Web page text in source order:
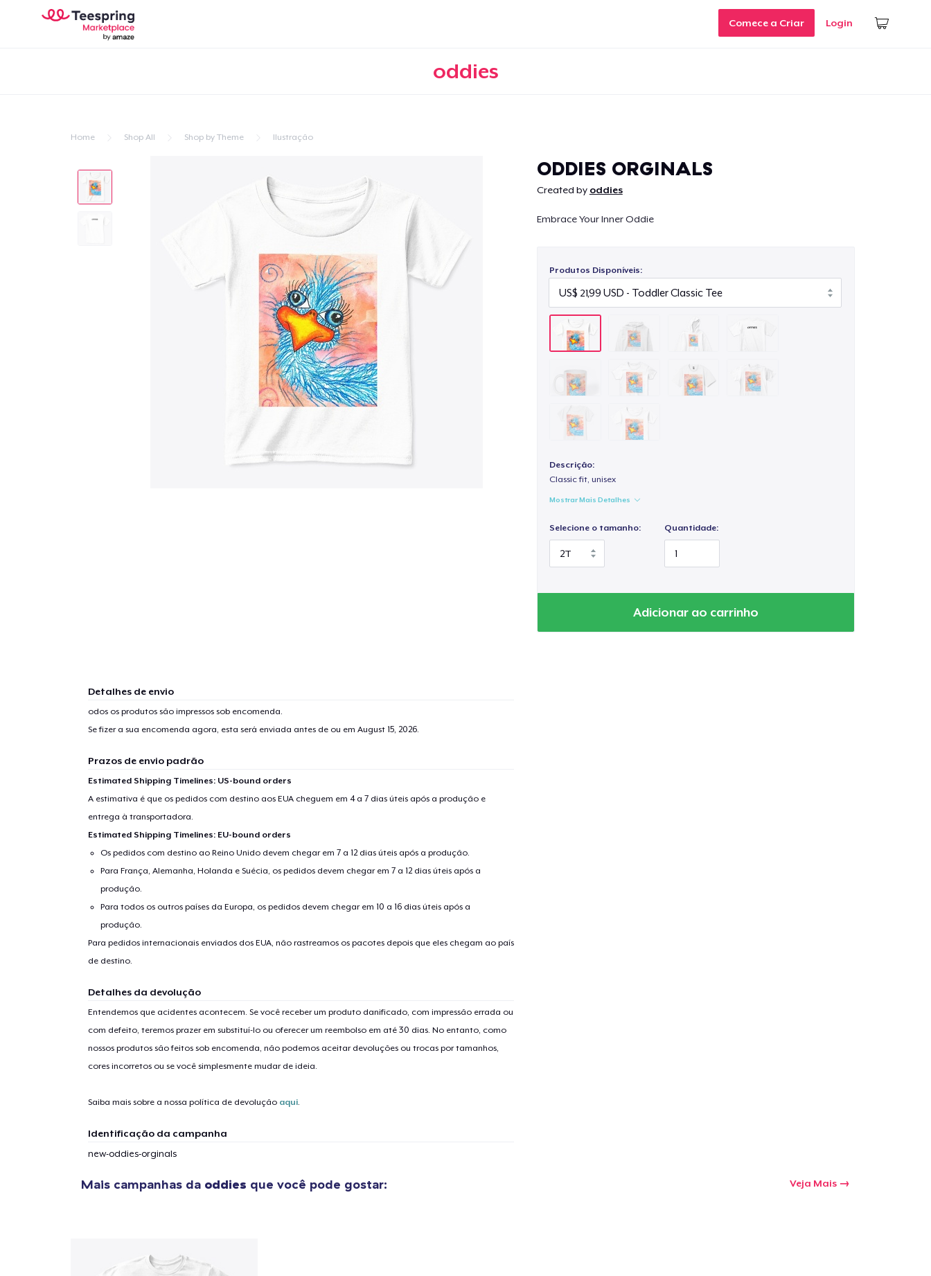
Comece a Criar Login
oddies
Home Shop All Shop by Theme Ilustração
ODDIES ORGINALS
Created by oddies
Embrace Your Inner Oddie
Produtos Disponíveis:
Descrição:
Classic fit, unisex
Mostrar Mais Detalhes
Selecione o tamanho: Quantidade:
Adicionar ao carrinho
Detalhes de envio
odos os produtos são impressos sob encomenda.
Se fizer a sua encomenda agora, esta será enviada antes de ou em August 15, 2026.
Prazos de envio padrão
Estimated Shipping Timelines: US-bound orders
A estimativa é que os pedidos com destino aos EUA cheguem em 4 a 7 dias úteis após a produção e
entrega à transportadora.
Estimated Shipping Timelines: EU-bound orders
Os pedidos com destino ao Reino Unido devem chegar em 7 a 12 dias úteis após a produção.
Para França, Alemanha, Holanda e Suécia, os pedidos devem chegar em 7 a 12 dias úteis após a
produção.
Para todos os outros países da Europa, os pedidos devem chegar em 10 a 16 dias úteis após a
produção.
Para pedidos internacionais enviados dos EUA, não rastreamos os pacotes depois que eles chegam ao país
de destino.
Detalhes da devolução
Entendemos que acidentes acontecem. Se você receber um produto danificado, com impressão errada ou
com defeito, teremos prazer em substituí-lo ou oferecer um reembolso em até 30 dias. No entanto, como
nossos produtos são feitos sob encomenda, não podemos aceitar devoluções ou trocas por tamanhos,
cores incorretos ou se você simplesmente mudar de ideia.
Saiba mais sobre a nossa política de devolução aqui.
Identificação da campanha
new-oddies-orginals
Mais campanhas da oddies que você pode gostar: Veja Mais